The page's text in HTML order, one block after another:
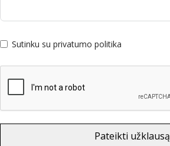
Sutinku su privatumo politika
Pateikti užklausą